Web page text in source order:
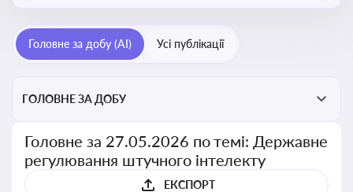
Головне за добу (AI) Усі публікації
ГОЛОВНЕ ЗА ДОБУ
Головне за 27.05.2026 по темі: Державне
регулювання штучного інтелекту
ЕКСПОРТ